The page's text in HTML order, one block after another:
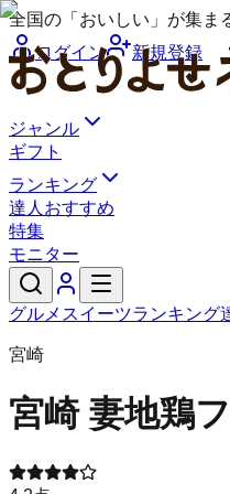
全国の「おいしい」が集ま
ログイン
新規登録
ジャンル
ギフト
ランキング
達人おすすめ
特集
モニター
グルメ スイーツランキング
宮崎
宮崎 妻地鶏